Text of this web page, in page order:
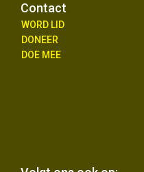
Contact
WORD LID
DONEER
DOE MEE